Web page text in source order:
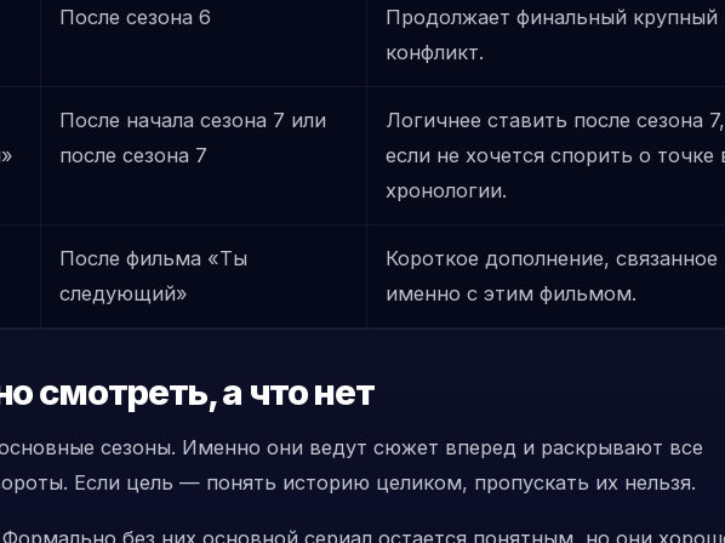
После сезона 6
Продолжает финальный крупный
конфликт.
После начала сезона 7 или
после сезона 7
Логичнее ставить после сезона 7,
если не хочется спорить о точке
хронологии.
После фильма «Ты
следующий»
Короткое дополнение, связанное
именно с этим фильмом.
смотреть, а что нет
сезоны. Именно они ведут сюжет вперед и раскрывают все
Если цель — понять историю целиком, пропускать их нельзя.
без них основной сериал остается понятным, но они